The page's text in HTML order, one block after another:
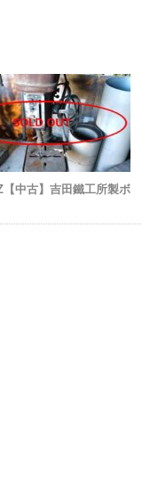
【中古】吉田鐵工所製ボ